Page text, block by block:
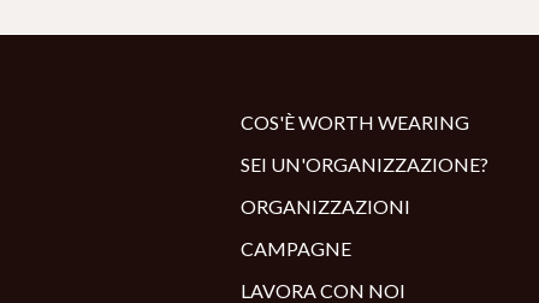
COS'È WORTH WEARING
SEI UN'ORGANIZZAZIONE?
ORGANIZZAZIONI
CAMPAGNE
LAVORA CON NOI